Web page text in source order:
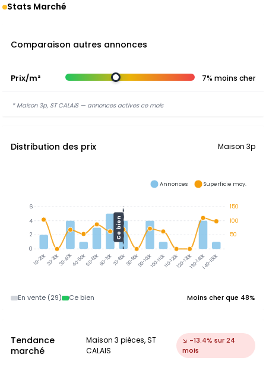
Stats Marché
Comparaison autres annonces
Prix/m² 7% moins cher
* Maison 3p, ST CALAIS — annonces actives ce mois
Distribution des prix Maison 3p
10-20k20-30k30-40k40-50k50-60k60-70k70-80k80-90k90-100k100-110k110-120k120-130k130-140k140-150k
Ce bien
150
100
50
6
4
2
0
Annonces Superficie moy.
En vente (29) Ce bien Moins cher que 48%
Tendance
marché
Maison 3 pièces, ST
CALAIS
↘ -13.4% sur 24
mois